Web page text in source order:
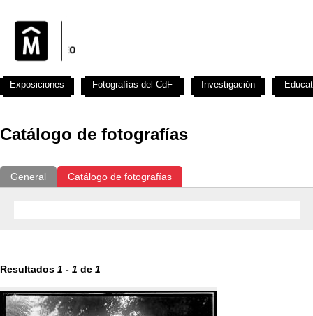
Catálogo de fotografías
General Catálogo de fotografías
Resultados 1 - 1 de 1
Exposiciones Fotografías del CdF Investigación